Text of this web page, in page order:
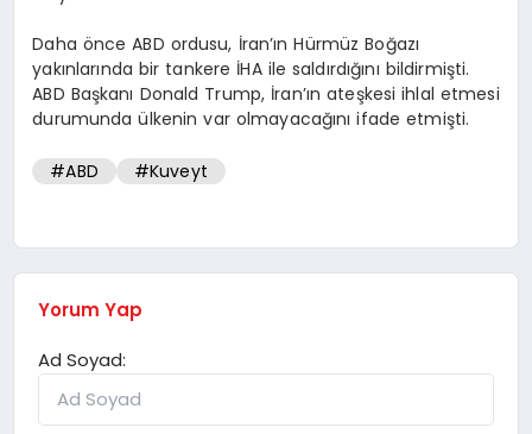
Daha önce ABD ordusu, İran’ın Hürmüz Boğazı
yakınlarında bir tankere İHA ile saldırdığını bildirmişti.
ABD Başkanı Donald Trump, İran’ın ateşkesi ihlal etmesi
durumunda ülkenin var olmayacağını ifade etmişti.
#ABD #Kuveyt
Yorum Yap
Ad Soyad: